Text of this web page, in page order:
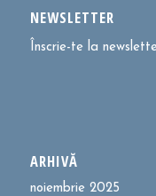
NEWSLETTER
Înscrie-te la
ARHIVĂ
noiembrie 2025